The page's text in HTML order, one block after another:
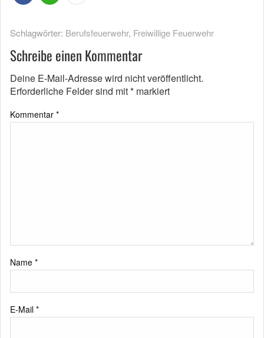
Schlagwörter: Berufsfeuerwehr, Freiwillige Feuerwehr
Schreibe einen Kommentar
Deine E-Mail-Adresse wird nicht veröffentlicht.
Erforderliche Felder sind mit* markiert
Kommentar *
Name *
E-Mail *